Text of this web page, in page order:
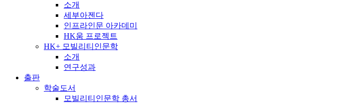
소개
세부아젠다
인프라인문 아카데미
HK움 프로젝트
HK+ 모빌리티인문학
소개
연구성과
출판
학술도서
모빌리티인문학 총서